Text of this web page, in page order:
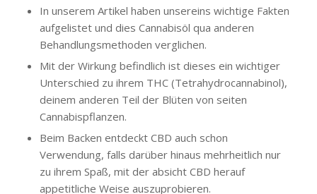
In unserem Artikel haben unsereins wichtige Fakten
aufgelistet und dies Cannabisöl qua anderen
Behandlungsmethoden verglichen.
Mit der Wirkung befindlich ist dieses ein wichtiger
Unterschied zu ihrem THC (Tetrahydrocannabinol),
deinem anderen Teil der Blüten von seiten
Cannabispflanzen.
Beim Backen entdeckt CBD auch schon
Verwendung, falls darüber hinaus mehrheitlich nur
zu ihrem Spaß, mit der absicht CBD herauf
appetitliche Weise auszuprobieren.